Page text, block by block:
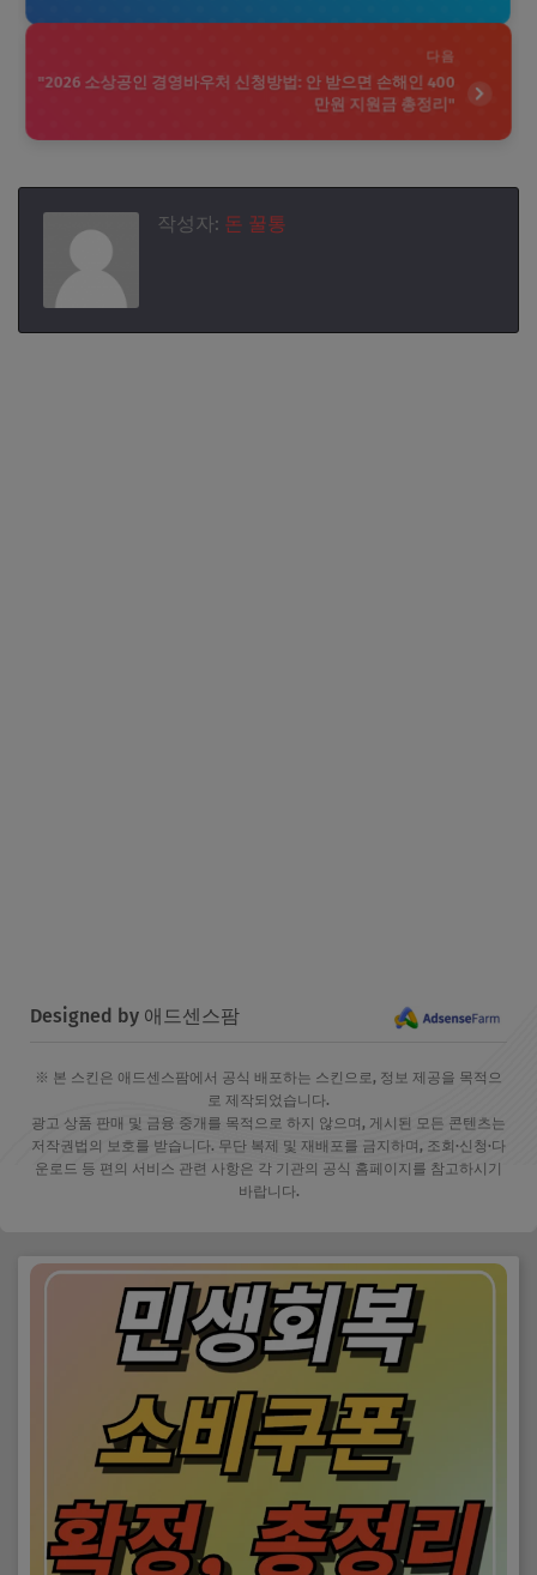
다음
"2026 소상공인 경영바우처 신청방법: 안 받으면 손해인 400
만원 지원금 총정리"
작성자: 돈 꿀통
Designed by 애드센스팜
※ 본 스킨은 애드센스팜에서 공식 배포하는 스킨으로, 정보 제공을 목적으
로 제작되었습니다.
광고 상품 판매 및 금융 중개를 목적으로 하지 않으며, 게시된 모든 콘텐츠는
저작권법의 보호를 받습니다. 무단 복제 및 재배포를 금지하며, 조회·신청·다
운로드 등 편의 서비스 관련 사항은 각 기관의 공식 홈페이지를 참고하시기
바랍니다.
✕